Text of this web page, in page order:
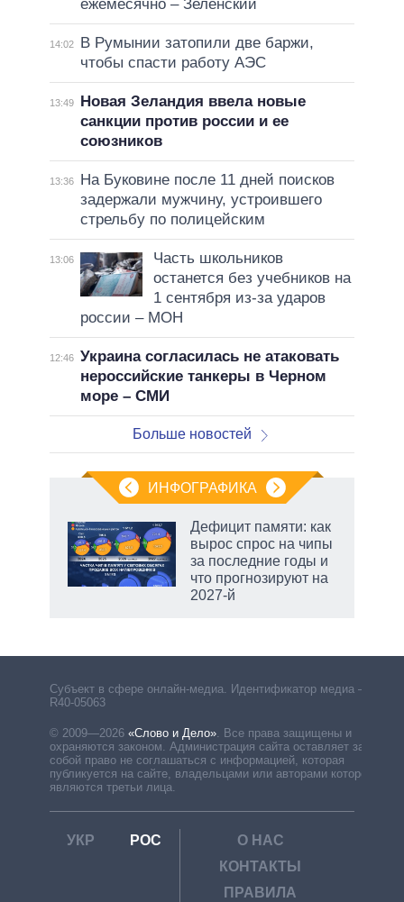
ежемесячно – Зеленский
14:02
В Румынии затопили две баржи,
чтобы спасти работу АЭС
13:49
Новая Зеландия ввела новые
санкции против россии и ее
союзников
13:36
На Буковине после 11 дней поисков
задержали мужчину, устроившего
стрельбу по полицейским
13:06
Часть школьников
останется без учебников на
1 сентября из-за ударов
россии – МОН
12:46 Украина согласилась не атаковать
нероссийские танкеры в Черном
море – СМИ
Больше новостей
ИНФОГРАФИКА
Дефицит памяти: как
вырос спрос на чипы
за последние годы и
что прогнозируют на
2027-й
Субъект в сфере онлайн-медиа. Идентификатор медиа –
R40-05063
© 2009—2026 «Слово и Дело». Все права защищены и
охраняются законом. Администрация сайта оставляет за
собой право не соглашаться с информацией, которая
публикуется на сайте, владельцами или авторами которой
являются третьи лица.
УКР РОС
О НАС
КОНТАКТЫ
ПРАВИЛА